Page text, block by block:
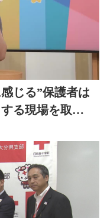
じる”保護者は
る現場を取
ボン玉」づく